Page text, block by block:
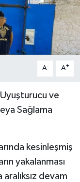
A- A+
Uyuşturucu ve
Sağlama
kesinleşmiş
yakalanması
devam